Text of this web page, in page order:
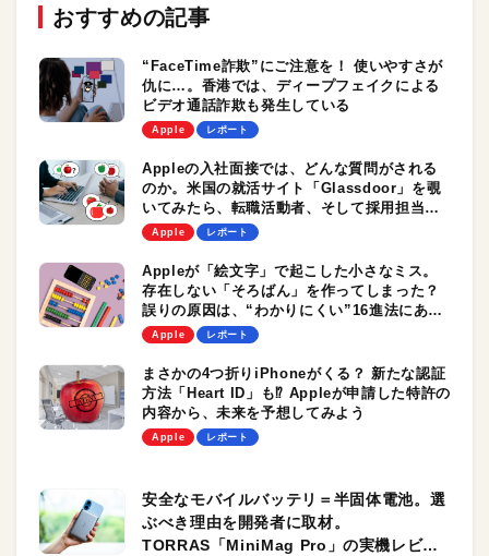
おすすめの記事
“FaceTime詐欺”にご注意を！ 使いやすさが
仇に…。香港では、ディープフェイクによる
ビデオ通話詐欺も発生している
Apple レポート
Appleの入社面接では、どんな質問がされる
のか。米国の就活サイト「Glassdoor」を覗
いてみたら、転職活動者、そして採用担当者
に役立つヒントがあった
Apple レポート
Appleが「絵文字」で起こした小さなミス。
存在しない「そろばん」を作ってしまった？
誤りの原因は、“わかりにくい”16進法にあっ
たのかも
Apple レポート
まさかの4つ折りiPhoneがくる？ 新たな認証
方法「Heart ID」も⁉︎ Appleが申請した特許の
内容から、未来を予想してみよう
Apple レポート
安全なモバイルバッテリ＝半固体電池。選
ぶべき理由を開発者に取材。
TORRAS「MiniMag Pro」の実機レビュ